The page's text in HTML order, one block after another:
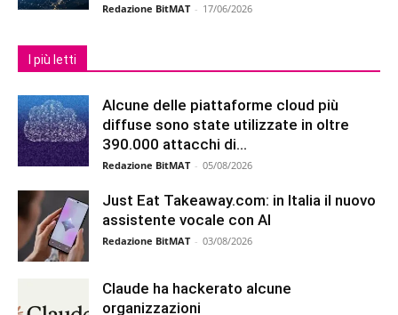
Redazione BitMAT - 17/06/2026
I più letti
Alcune delle piattaforme cloud più
diffuse sono state utilizzate in oltre
390.000 attacchi di...
Redazione BitMAT - 05/08/2026
Just Eat Takeaway.com: in Italia il nuovo
assistente vocale con AI
Redazione BitMAT - 03/08/2026
Claude ha hackerato alcune
organizzazioni